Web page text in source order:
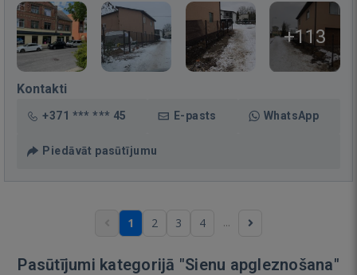
+113
Kontakti
+371 *** *** 45 E-pasts WhatsApp
Piedāvāt pasūtījumu
1 2 3 4 ...
Pasūtījumi kategorijā "Sienu apgleznošana"